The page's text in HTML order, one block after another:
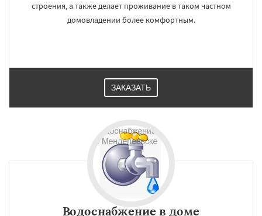
строения, а также делает проживание в таком частном
домовладении более комфортным.
ЗАКАЗАТЬ
Водоснабжение в доме